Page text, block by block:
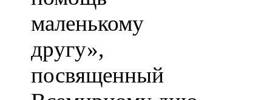
маленькому
другу»,
посвященный